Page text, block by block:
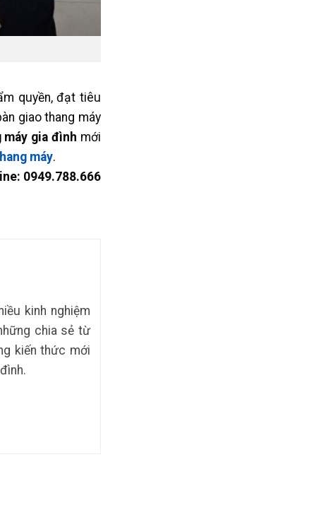
quyền, đạt tiêu
giao thang máy
máy gia đình mới
máy.
0949.788.666
kinh nghiệm
chia sẻ từ
kiến thức mới